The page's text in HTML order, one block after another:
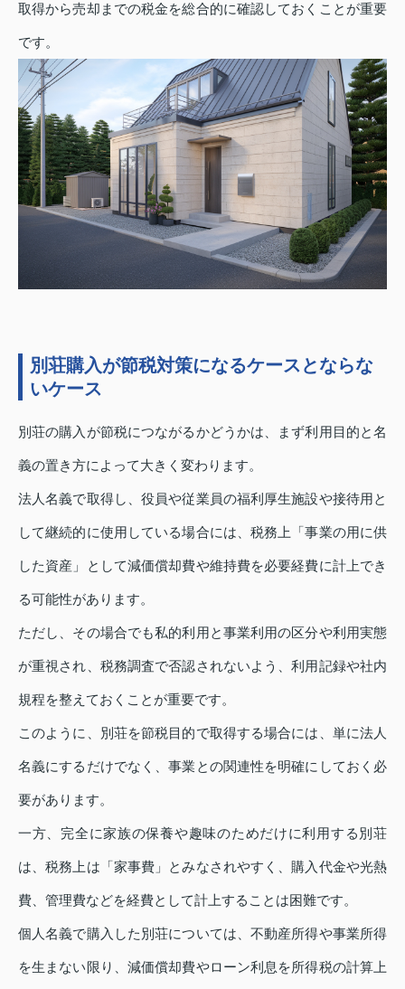
取得から売却までの税金を総合的に確認しておくことが重要
です。
別荘購入が節税対策になるケースとならな
いケース
別荘の購入が節税につながるかどうかは、まず利用目的と名
義の置き方によって大きく変わります。
法人名義で取得し、役員や従業員の福利厚生施設や接待用と
して継続的に使用している場合には、税務上「事業の用に供
した資産」として減価償却費や維持費を必要経費に計上でき
る可能性があります。
ただし、その場合でも私的利用と事業利用の区分や利用実態
が重視され、税務調査で否認されないよう、利用記録や社内
規程を整えておくことが重要です。
このように、別荘を節税目的で取得する場合には、単に法人
名義にするだけでなく、事業との関連性を明確にしておく必
要があります。
一方、完全に家族の保養や趣味のためだけに利用する別荘
は、税務上は「家事費」とみなされやすく、購入代金や光熱
費、管理費などを経費として計上することは困難です。
個人名義で購入した別荘については、不動産所得や事業所得
を生まない限り、減価償却費やローン利息を所得税の計算上